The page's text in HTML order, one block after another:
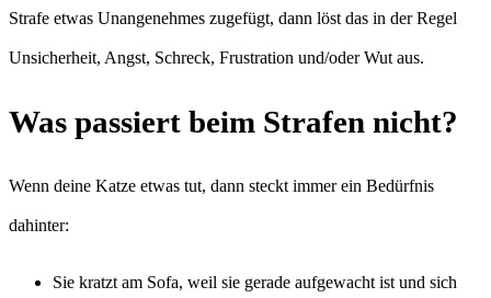
Strafe etwas Unangenehmes zugefügt, dann löst das in der Regel
Unsicherheit, Angst, Schreck, Frustration und/oder Wut aus.
Was passiert beim Strafen nicht?
Wenn deine Katze etwas tut, dann steckt immer ein Bedürfnis
dahinter:
Sie kratzt am Sofa, weil sie gerade aufgewacht ist und sich